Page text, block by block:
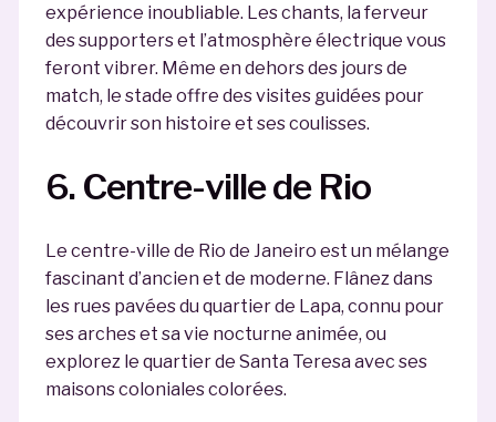
expérience inoubliable. Les chants, la ferveur
des supporters et l’atmosphère électrique vous
feront vibrer. Même en dehors des jours de
match, le stade offre des visites guidées pour
découvrir son histoire et ses coulisses.
6. Centre-ville de Rio
Le centre-ville de Rio de Janeiro est un mélange
fascinant d’ancien et de moderne. Flânez dans
les rues pavées du quartier de Lapa, connu pour
ses arches et sa vie nocturne animée, ou
explorez le quartier de Santa Teresa avec ses
maisons coloniales colorées.